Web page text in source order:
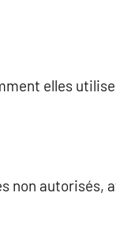
elles
non autorisés,